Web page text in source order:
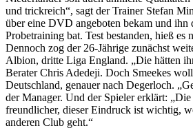
und trickreich“, sagt der Trainer Stefan
über eine DVD angeboten bekam und ihn
Probetraining bat. Test bestanden, hieß es
Dennoch zog der 26-Jährige zunächst
Albion, dritte Liga England. „Die hätten
Berater Chris Adedeji. Doch Smeekes
Deutschland, genauer nach Degerloch.
der Manager. Und der Spieler erklärt:
freundlicher, dieser Eindruck ist wichtig,
anderen Club geht.“